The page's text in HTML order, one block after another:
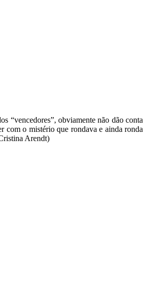
“vencedores”, obviamente não dão conta
com o mistério que rondava e ainda ronda
Arendt)